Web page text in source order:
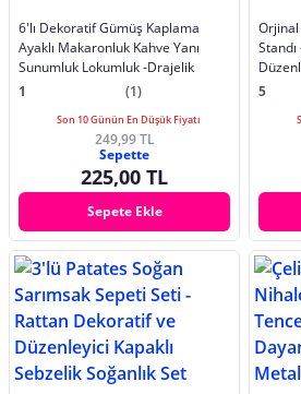
6'lı Dekoratif Gümüş Kaplama
Ayaklı Makaronluk Kahve Yanı
Sunumluk Lokumluk -Drajelik
1
(1)
Son 10 Günün En Düşük Fiyatı
249,99 TL
Sepette
225,00 TL
Sepete Ekle
Orjinal
5